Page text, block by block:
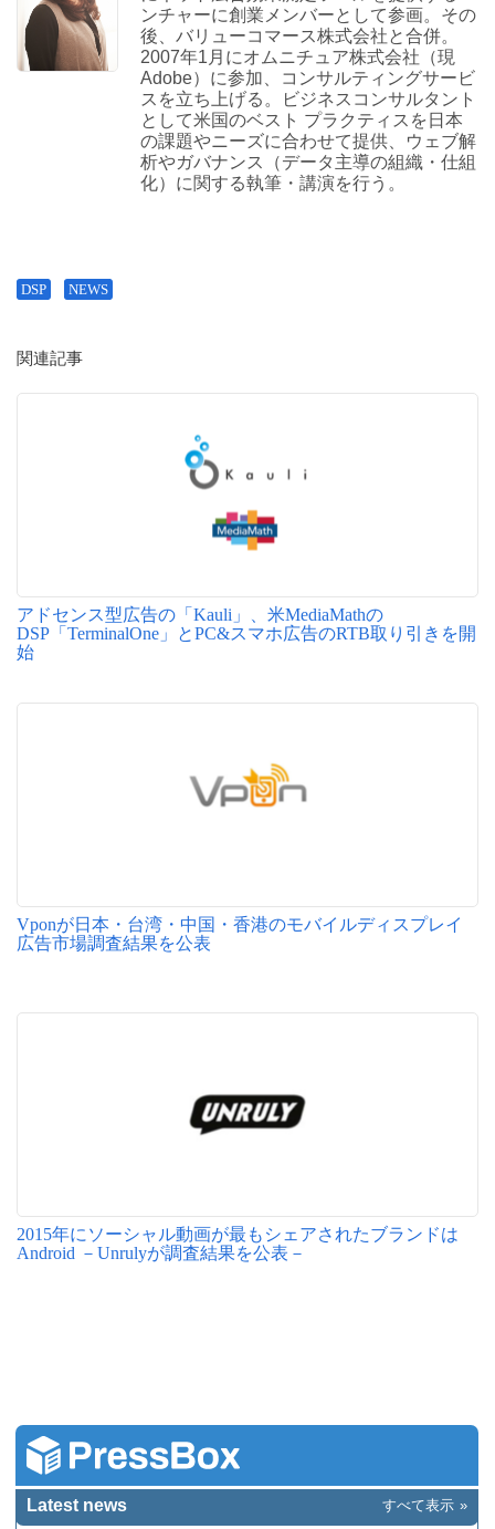
ンチャーに創業メンバーとして参画。その
後、バリューコマース株式会社と合併。
2007年1月にオムニチュア株式会社（現
Adobe）に参加、コンサルティングサービ
スを立ち上げる。ビジネスコンサルタント
として米国のベスト プラクティスを日本
の課題やニーズに合わせて提供、ウェブ解
析やガバナンス（データ主導の組織・仕組
化）に関する執筆・講演を行う。
DSP NEWS
関連記事
アドセンス型広告の「Kauli」、米MediaMathの
DSP「TerminalOne」とPC&スマホ広告のRTB取り引きを開
始
Vponが日本・台湾・中国・香港のモバイルディスプレイ
広告市場調査結果を公表
2015年にソーシャル動画が最もシェアされたブランドは
Android －Unrulyが調査結果を公表－
Latest news すべて表示